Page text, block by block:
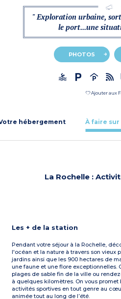
" Exploration urbaine,
le port...une
PHOTOS
Ajouter aux
hébergement À faire sur
La Rochelle :
Les + de la station
Pendant votre séjour à la Rochelle,
l'océan et la nature à travers son vieux
jardins ainsi que les 900 hectares de
une faune et une flore exceptionnelles.
plages de sable fin de la ville ou
à quelques kilomètres. On vous
activités sportives en tout genre au
animée tout au long de l’été.